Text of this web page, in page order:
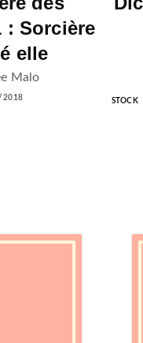
: Sorcière
elle
Malo
STOCK